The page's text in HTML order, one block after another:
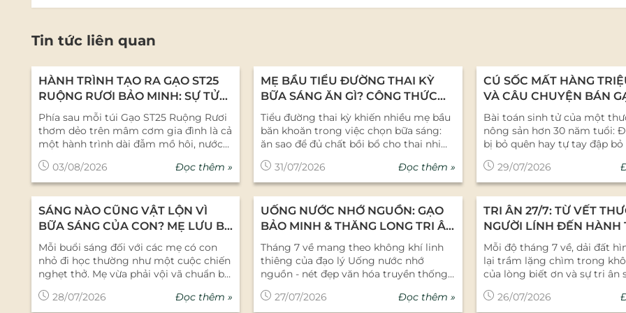
Tin tức liên quan
HÀNH TRÌNH TẠO RA GẠO ST25
RUỘNG RƯƠI BẢO MINH: SỰ TỬ
TẾ TỪ NHỮNG CON NGƯỜI LÀM
NGHỀ
Phía sau mỗi túi Gạo ST25 Ruộng Rươi
thơm dẻo trên mâm cơm gia đình là cả
một hành trình dài đẫm mồ hôi, nước
mắt và sự tử tế của những con người
làm nghề tại Nông sản Bảo Minh. Đó
không chỉ là câu chuyện kinh doanh,
mà là tình yêu gắn kết giữa doanh
nghiệp, người nông dân và hệ sinh thái
lúa - rươi tự nhiên. 1. Hành Trình ST25
Ruộng Rươi: Khi Lợi Nhuận Không Phải
Là Thước Đo Duy Nhất Trong ngành
làm nông nghiệp sạch, người ngoài
nhìn vào thường đặt câu hỏi: “Làm cái
nghề vất vả, phụ thuộc nhiều vào nắng
mưa thế này, lợi nhuận được bao nhiêu
03/08/2026 Đọc thêm »
MẸ BẦU TIỂU ĐƯỜNG THAI KỲ
BỮA SÁNG ĂN GÌ? CÔNG THỨC
CHÁO YẾN MẠCH TÔM DINH
DƯỠNG
Tiểu đường thai kỳ khiến nhiều mẹ bầu
băn khoăn trong việc chọn bữa sáng:
ăn sao để đủ chất bồi bổ cho thai nhi
nhưng không làm đường huyết tăng
đột ngột? Cháo yến mạch tôm nấu
cùng rau củ là giải pháp điểm tâm
thơm ngon, giàu chất xơ, có chỉ số
đường huyết (GI) thấp, giúp mẹ kiểm
soát đường huyết hiệu quả. 1. Nguyên
Đường Thai Kỳ Trong thai kỳ, chỉ số
đường huyết buổi sáng thường có xu
hướng nhạy cảm hơn do sự thay đổi
của các hormone. Do đó, một bữa sáng
an toàn và đủ chất cho mẹ bầu bị đái
31/07/2026 Đọc thêm »
CÚ SỐC MẤT HÀNG
VÀ CÂU CHUYỆN BÁN
4.0: KHI CEO TRỰC TIẾP
LIVESTREAM
Bài toán sinh tử của một
nông sản hơn 30 năm tuổi:
bị bỏ quên hay tự tay đập bỏ
quang cũ để sinh ra một lần
chuyện thực chiến đầy
được Tổng Giám đốc Bùi Thị
chia sẻ tại Hội thảo do Báo
thương tổ chức. Sáng ngày
tại Hội thảo "Ngành thực
làn sóng tiêu dùng xanh và
số", không khí hội trường
trước những chia sẻ thẳng
diện gạo Bảo Minh. Không
biểu đồ tăng trưởng đẹp
29/07/2026
SÁNG NÀO CŨNG VẬT LỘN VÌ
BỮA SÁNG CỦA CON? MẸ LƯU BÍ
QUYẾT 5 PHÚT NÀY NGAY!
Mỗi buổi sáng đối với các mẹ có con
nhỏ đi học thường như một cuộc chiến
nghẹt thở. Mẹ vừa phải vội vã chuẩn bị
đi làm, vừa phải hối thúc con dậy sớm,
lại đau đầu suy nghĩ: "Sáng nay cho con
28/07/2026 Đọc thêm »
UỐNG NƯỚC NHỚ NGUỒN: GẠO
BẢO MINH & THĂNG LONG TRI ÂN
VÀ TƯỞNG NHỚ CÁC ANH HÙNG
LIỆT SĨ
Tháng 7 về mang theo không khí linh
thiêng của đạo lý Uống nước nhớ
nguồn - nét đẹp văn hóa truyền thống
ngàn đời của dân tộc Việt Nam. Hòa
chung không khí nghẹn ngào và tự hào
27/07/2026 Đọc thêm »
TRI ÂN 27/7: TỪ VẾT
NGƯỜI LÍNH ĐẾN HÀNH
NĂM GẠO BẢO MINH
Mỗi độ tháng 7 về, dải đất
lại trầm lặng chìm trong
của lòng biết ơn và sự tri ân
Tháng 7 tháng của những
ân thắp sáng các nghĩa
26/07/2026